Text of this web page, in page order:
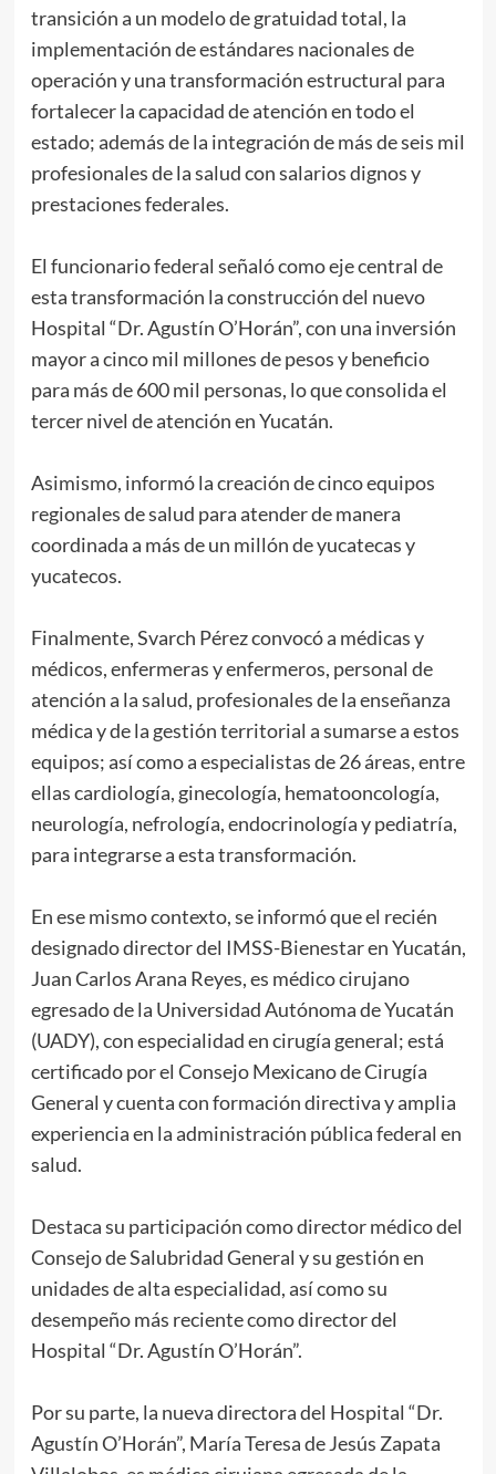
transición a un modelo de gratuidad total, la
implementación de estándares nacionales de
operación y una transformación estructural para
fortalecer la capacidad de atención en todo el
estado; además de la integración de más de seis mil
profesionales de la salud con salarios dignos y
prestaciones federales.
El funcionario federal señaló como eje central de
esta transformación la construcción del nuevo
Hospital “Dr. Agustín O’Horán”, con una inversión
mayor a cinco mil millones de pesos y beneficio
para más de 600 mil personas, lo que consolida el
tercer nivel de atención en Yucatán.
Asimismo, informó la creación de cinco equipos
regionales de salud para atender de manera
coordinada a más de un millón de yucatecas y
yucatecos.
Finalmente, Svarch Pérez convocó a médicas y
médicos, enfermeras y enfermeros, personal de
atención a la salud, profesionales de la enseñanza
médica y de la gestión territorial a sumarse a estos
equipos; así como a especialistas de 26 áreas, entre
ellas cardiología, ginecología, hematooncología,
neurología, nefrología, endocrinología y pediatría,
para integrarse a esta transformación.
En ese mismo contexto, se informó que el recién
designado director del IMSS-Bienestar en Yucatán,
Juan Carlos Arana Reyes, es médico cirujano
egresado de la Universidad Autónoma de Yucatán
(UADY), con especialidad en cirugía general; está
certificado por el Consejo Mexicano de Cirugía
General y cuenta con formación directiva y amplia
experiencia en la administración pública federal en
salud.
Destaca su participación como director médico del
Consejo de Salubridad General y su gestión en
unidades de alta especialidad, así como su
desempeño más reciente como director del
Hospital “Dr. Agustín O’Horán”.
Por su parte, la nueva directora del Hospital “Dr.
Agustín O’Horán”, María Teresa de Jesús Zapata